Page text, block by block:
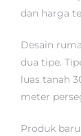
dan harga
Desain
dua tipe.
luas tanah
meter
Produk